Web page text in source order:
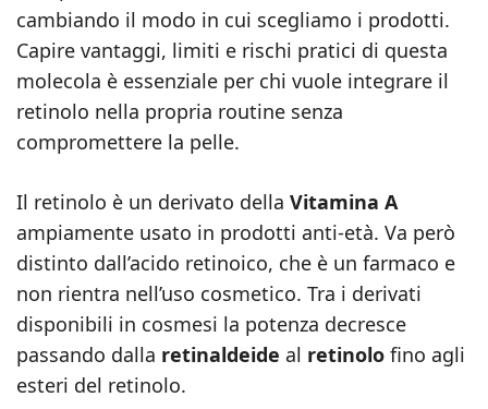
cambiando il modo in cui scegliamo i prodotti.
Capire vantaggi, limiti e rischi pratici di questa
molecola è essenziale per chi vuole integrare il
retinolo nella propria routine senza
compromettere la pelle.
Il retinolo è un derivato della Vitamina A
ampiamente usato in prodotti anti-età. Va però
distinto dall’acido retinoico, che è un farmaco e
non rientra nell’uso cosmetico. Tra i derivati
disponibili in cosmesi la potenza decresce
passando dalla retinaldeide al retinolo fino agli
esteri del retinolo.